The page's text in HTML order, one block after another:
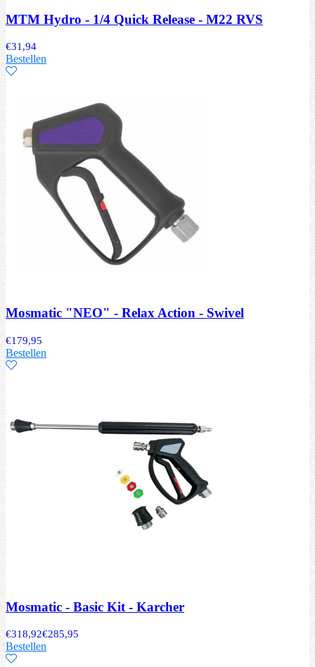
MTM Hydro - 1/4 Quick Release - M22 RVS
€31,94
Bestellen
Mosmatic "NEO" - Relax Action - Swivel
€179,95
Bestellen
Mosmatic - Basic Kit - Karcher
€318,92€285,95
Bestellen